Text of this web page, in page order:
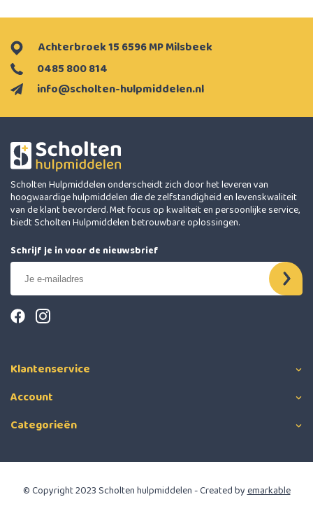
info@scholten-hulpmiddelen.nl
0485 800 814
Achterbroek 15 6596 MP Milsbeek
Scholten Hulpmiddelen onderscheidt zich door het leveren van
hoogwaardige hulpmiddelen die de zelfstandigheid en levenskwaliteit
van de klant bevorderd. Met focus op kwaliteit en persoonlijke service,
biedt Scholten Hulpmiddelen betrouwbare oplossingen.
Schrijf je in voor de nieuwsbrief
Klantenservice
Account
Categorieën
© Copyright 2023 Scholten hulpmiddelen - Created byemarkable